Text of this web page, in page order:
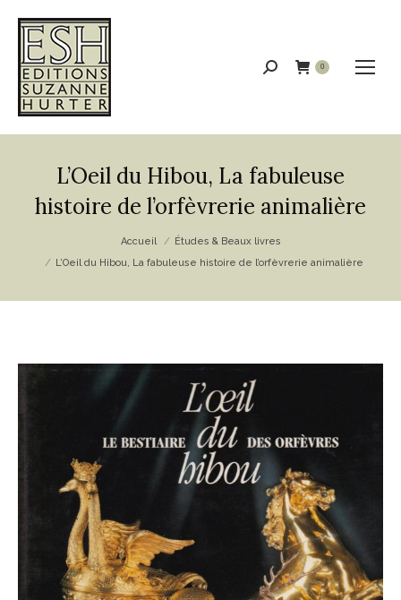
Recherche
0
L’Oeil du Hibou, La fabuleuse
histoire de l’orfèvrerie animalière
Accueil
Études & Beaux livres
L’Oeil du Hibou, La fabuleuse histoire de l’orfèvrerie animalière